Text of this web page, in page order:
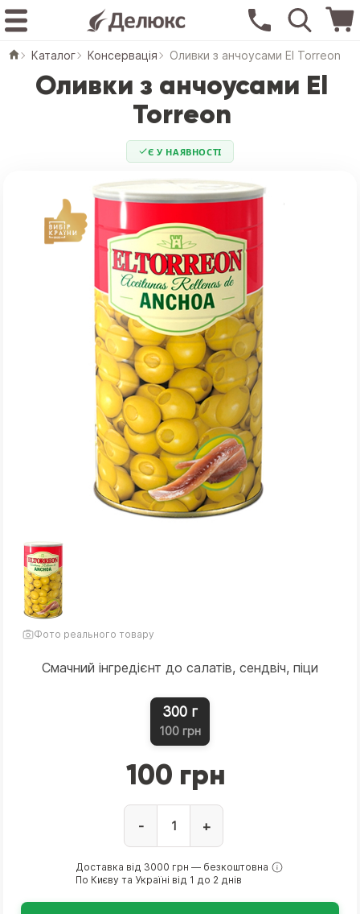
Каталог Консервація Оливки з анчоусами El Torreon
Оливки з анчоусами El
Torreon
Є У НАЯВНОСТІ
Фото реального товару
Смачний інгредієнт до салатів, сендвіч, піци
300 г
100 грн
100 грн
- +
Доставка від 3000 грн — безкоштовна
По Києву та Україні від 1 до 2 днів